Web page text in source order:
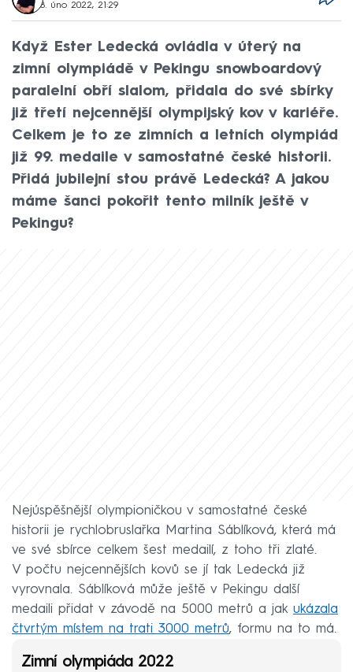
8. úno 2022, 21:29
Když Ester Ledecká ovládla v úterý na
zimní olympiádě v Pekingu snowboardový
paralelní obří slalom, přidala do své sbírky
již třetí nejcennější olympijský kov v kariéře.
Celkem je to ze zimních a letních olympiád
již 99. medaile v samostatné české historii.
Přidá jubilejní stou právě Ledecká? A jakou
máme šanci pokořit tento milník ještě v
Pekingu?
Nejúspěšnější olympioničkou v samostatné české
historii je rychlobruslařka Martina Sáblíková, která má
ve své sbírce celkem šest medailí, z toho tři zlaté.
V počtu nejcennějších kovů se jí tak Ledecká již
vyrovnala. Sáblíková může ještě v Pekingu další
medaili přidat v závodě na 5000 metrů a jak ukázala
čtvrtým místem na trati 3000 metrů, formu na to má.
Zimní olympiáda 2022